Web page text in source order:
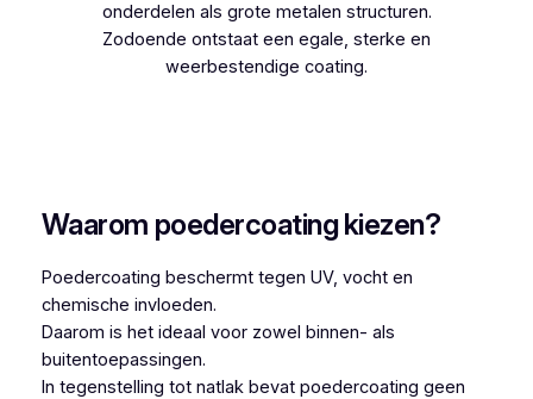
onderdelen als grote metalen structuren.
Zodoende ontstaat een egale, sterke en
weerbestendige coating.
Waarom poedercoating kiezen?
Poedercoating beschermt tegen UV, vocht en
chemische invloeden.
Daarom is het ideaal voor zowel binnen- als
buitentoepassingen.
In tegenstelling tot natlak bevat poedercoating geen